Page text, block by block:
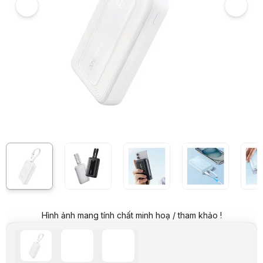
950.000 VND
Giá mua online:
519.000 VND
Tiết kiệm 431.000 VND (-45%)
Giá mua trả góp (6 tháng):
86.500 VND / tháng
43.250 VND / tháng
PIND0955
18 Tháng
ANKER
Order trước – giao sau
Mua ngay Mua trả góp 0%
Input: 100-240V ~ 50-60Hz 1.5A
Input USB-C: 5V ⎓ 3A / 9V ⎓ 2.22A / 12V ⎓ 1.66A (20W Max)
Output USB C: 5V ⎓ 3A/9V ⎓ 3A/5 - 10V ⎓ 2.25A (SCP) 12V ⎓ 2.5A
Output PPS: 5 - 11V ⎓ 2.75A (30W Max)
Total Output: 5V ⎓ 3A (15W Max)
Thông số kỹ thuật
Dung lượng
Hình ảnh mang tính chất minh hoạ / tham khảo !